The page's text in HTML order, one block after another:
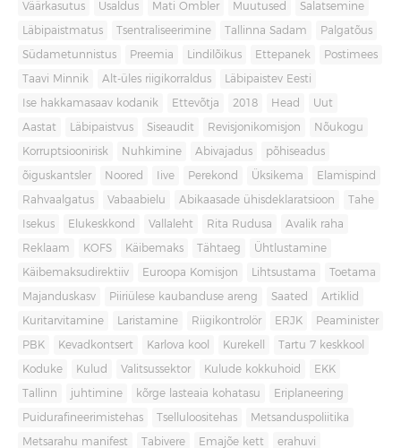
Väärkasutus Usaldus Mati Ombler Muutused Salatsemine
Läbipaistmatus Tsentraliseerimine Tallinna Sadam Palgatõus
Südametunnistus Preemia Lindilõikus Ettepanek Postimees
Taavi Minnik Alt-üles riigikorraldus Läbipaistev Eesti
Ise hakkamasaav kodanik Ettevõtja 2018 Head Uut
Aastat Läbipaistvus Siseaudit Revisjonikomisjon Nõukogu
Korruptsioonirisk Nuhkimine Abivajadus põhiseadus
õiguskantsler Noored Iive Perekond Üksikema Elamispind
Rahvaalgatus Vabaabielu Abikaasade ühisdeklaratsioon Tahe
Isekus Elukeskkond Vallaleht Rita Rudusa Avalik raha
Reklaam KOFS Käibemaks Tähtaeg Ühtlustamine
Käibemaksudirektiiv Euroopa Komisjon Lihtsustama Toetama
Majanduskasv Piiriülese kaubanduse areng Saated Artiklid
Kuritarvitamine Laristamine Riigikontrolör ERJK Peaminister
PBK Kevadkontsert Karlova kool Kurekell Tartu 7 keskkool
Koduke Kulud Valitsussektor Kulude kokkuhoid EKK
Tallinn juhtimine kõrge lasteaia kohatasu Eriplaneering
Puidurafineerimistehas Tselluloositehas Metsanduspoliitika
Metsarahu manifest Tabivere Emajõe kett erahuvi